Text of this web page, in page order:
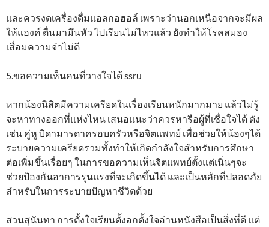
และควรงดเครื่องดื่มแอลกอฮอล์ เพราะว่านอกเหนือจากจะมีผล
ให้แฮงค์ ตื่นมามึนหัว ไปเรียนไม่ไหวแล้ว ยังทำให้โรคสมอง
เสื่อมความจำไม่ดี
5.ขอความเห็นคนที่วางใจได้ ssru
หากน้องนิสิตมีความเครียดในเรื่องเรียนหนักมากมาย แล้วไม่รู้
จะหาทางออกที่แห่งไหน เสนอแนะว่าควรหารือผู้ที่เชื่อใจได้ ดัง
เช่น คู่หู บิดามารดาครอบครัวหรือจิตแพทย์ เพื่อช่วยให้น้องๆได้
ระบายความเครียดรวมทั้งทำให้เกิดกำลังใจสำหรับการศึกษา
ต่อเพิ่มขึ้นเรื่อยๆ ในการขอความเห็นจิตแพทย์ตั้งแต่เนิ่นๆจะ
ช่วยป้องกันอาการรุนแรงที่จะเกิดขึ้นได้ และเป็นหลักที่ปลอดภัย
สำหรับในการระบายปัญหาชีวิตด้วย
สวนสุนันทา การตั้งใจเรียนตั้งอกตั้งใจอ่านหนังสือเป็นสิ่งที่ดี แต่